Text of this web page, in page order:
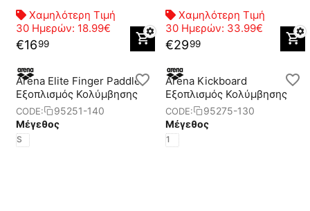
Χαμηλότερη Τιμή
30 Ημερών: 18.99€
€1699
Χαμηλότερη Τιμή
30 Ημερών: 33.99€
€2999
Arena Elite Finger Paddle
Eξοπλισμός Κολύμβησης
CODE:
95251-140
Μέγεθος
S
Arena Kickboard
Eξοπλισμός Κολύμβησης
CODE:
95275-130
Μέγεθος
1